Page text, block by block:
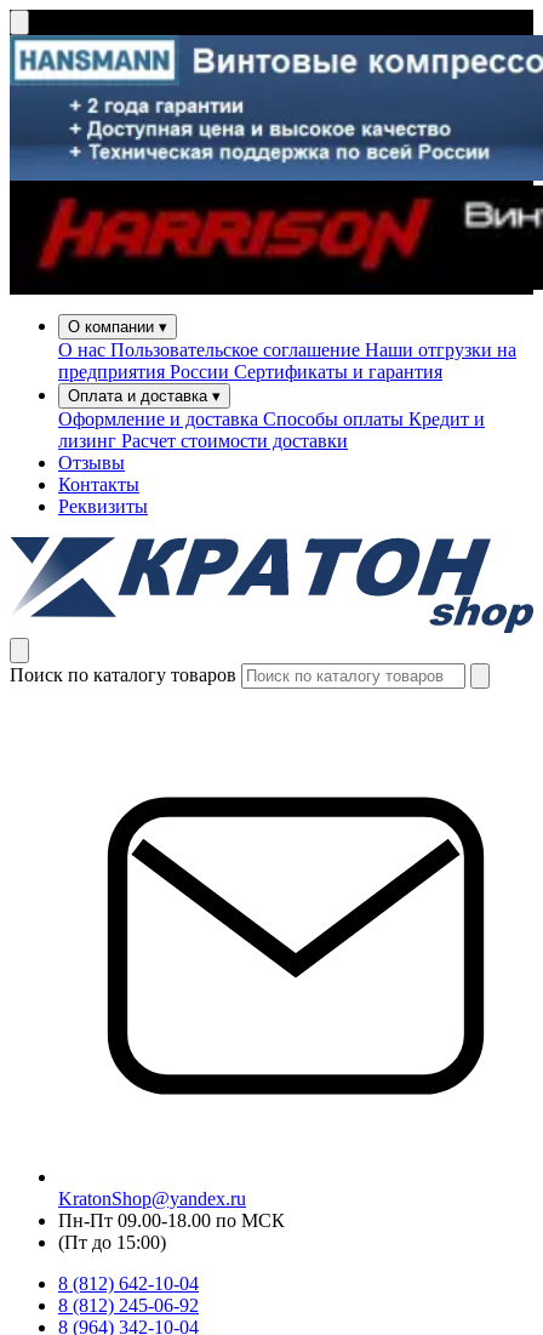
О компании ▾
О нас Пользовательское соглашение Наши отгрузки на
предприятия России Сертификаты и гарантия
Оплата и доставка ▾
Оформление и доставка Способы оплаты Кредит и
лизинг Расчет стоимости доставки
Отзывы
Контакты
Реквизиты
Поиск по каталогу товаров
KratonShop@yandex.ru
Пн-Пт 09.00-18.00 по МСК
(Пт до 15:00)
8 (812) 642-10-04
8 (812) 245-06-92
8 (964) 342-10-04